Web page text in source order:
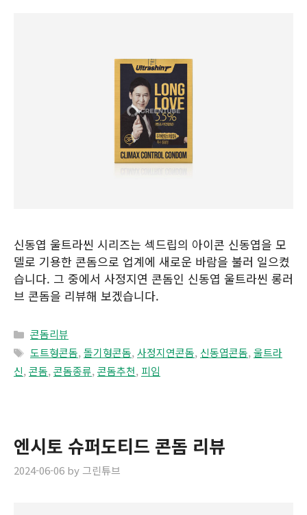
신동엽 울트라씬 시리즈는 섹드립의 아이콘 신동엽을 모
델로 기용한 콘돔으로 업계에 새로운 바람을 불러 일으켰
습니다. 그 중에서 사정지연 콘돔인 신동엽 울트라씬 롱러
브 콘돔을 리뷰해 보겠습니다.
Categories
콘돔리뷰
Tags
도트형콘돔, 돌기형콘돔, 사정지연콘돔, 신동엽콘돔, 울트라
신, 콘돔, 콘돔종류, 콘돔추천, 피임
엔시토 슈퍼도티드 콘돔 리뷰
2024-06-06 by그린튜브